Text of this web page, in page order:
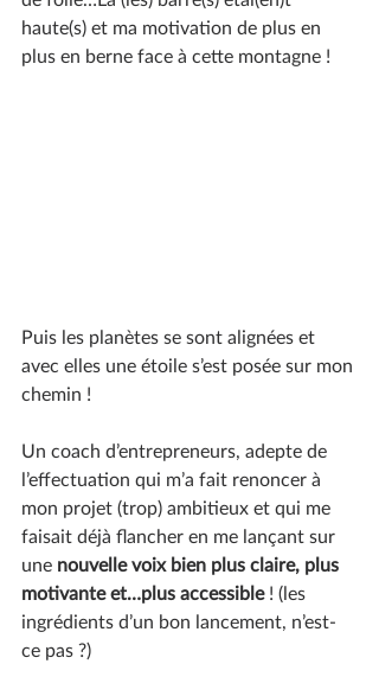
haute(s) et ma motivation de plus en
plus en berne face à cette montagne !
Puis les planètes se sont alignées et
avec elles une étoile s’est posée sur mon
chemin !
Un coach d’entrepreneurs, adepte de
l’effectuation qui m’a fait renoncer à
mon projet (trop) ambitieux et qui me
faisait déjà flancher en me lançant sur
une nouvelle voix bien plus claire, plus
motivante et…plus accessible ! (les
ingrédients d’un bon lancement, n’est-
ce pas ?)